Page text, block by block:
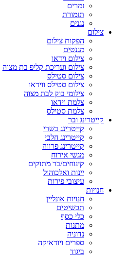
זמרים
תזמורת
נגנים
צילום
הפקות צילום
מגנטים
צילום וידאו
צילום ועריכת קליפ בת מצוה
צילום סטילס
צילום סטילס ווידאו
צילומי בוק לבת מצוה
צלמת וידאו
צלמת סטילס
קייטרינג ובר
קייטרינג בשרי
קייטרינג חלבי
קייטרינג פרווה
מגשי אירוח
קינוחים/בר מתוקים
יינות ואלכוהול
עיצובי פירות
חנויות
חנויות אונליין
תכשיטים
כלי כסף
מתנות
נדוניה
ספרים ויודאיקה
ביגוד